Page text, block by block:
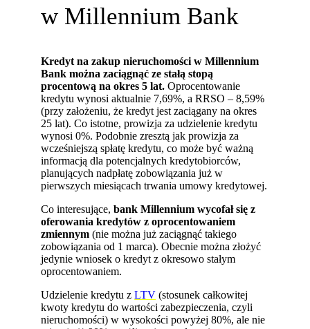
w Millennium Bank
Kredyt na zakup nieruchomości w Millennium
Bank można zaciągnąć ze stałą stopą
procentową na okres 5 lat. Oprocentowanie
kredytu wynosi aktualnie 7,69%, a RRSO – 8,59%
(przy założeniu, że kredyt jest zaciągany na okres
25 lat). Co istotne, prowizja za udzielenie kredytu
wynosi 0%. Podobnie zresztą jak prowizja za
wcześniejszą spłatę kredytu, co może być ważną
informacją dla potencjalnych kredytobiorców,
planujących nadpłatę zobowiązania już w
pierwszych miesiącach trwania umowy kredytowej.
Co interesujące,bank Millennium wycofał się z
oferowania kredytów z oprocentowaniem
zmiennym (nie można już zaciągnąć takiego
zobowiązania od 1 marca). Obecnie można złożyć
jedynie wniosek o kredyt z okresowo stałym
oprocentowaniem.
Udzielenie kredytu zLTV (stosunek całkowitej
kwoty kredytu do wartości zabezpieczenia, czyli
nieruchomości) w wysokości powyżej 80%, ale nie